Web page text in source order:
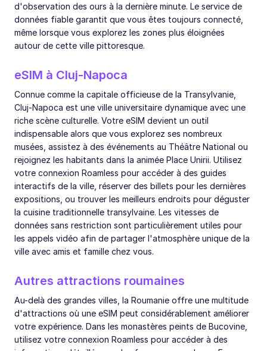
d'observation des ours à la dernière minute. Le service de
données fiable garantit que vous êtes toujours connecté,
même lorsque vous explorez les zones plus éloignées
autour de cette ville pittoresque.
eSIM à Cluj-Napoca
Connue comme la capitale officieuse de la Transylvanie,
Cluj-Napoca est une ville universitaire dynamique avec une
riche scène culturelle. Votre eSIM devient un outil
indispensable alors que vous explorez ses nombreux
musées, assistez à des événements au Théâtre National ou
rejoignez les habitants dans la animée Place Unirii. Utilisez
votre connexion Roamless pour accéder à des guides
interactifs de la ville, réserver des billets pour les dernières
expositions, ou trouver les meilleurs endroits pour déguster
la cuisine traditionnelle transylvaine. Les vitesses de
données sans restriction sont particulièrement utiles pour
les appels vidéo afin de partager l'atmosphère unique de la
ville avec amis et famille chez vous.
Autres attractions roumaines
Au-delà des grandes villes, la Roumanie offre une multitude
d'attractions où une eSIM peut considérablement améliorer
votre expérience. Dans les monastères peints de Bucovine,
utilisez votre connexion Roamless pour accéder à des